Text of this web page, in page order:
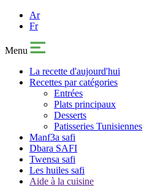
Ar
Fr
Menu
La recette d'aujourd'hui
Recettes par catégories
Entrées
Plats principaux
Desserts
Patisseries Tunisiennes
Manf3a safi
Dbara SAFI
Twensa safi
Les huiles safi
Aide à la cuisine